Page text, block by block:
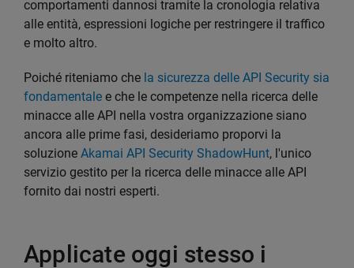
comportamenti dannosi tramite la cronologia relativa
alle entità, espressioni logiche per restringere il traffico
e molto altro.
Poiché riteniamo che la sicurezza delle API Security sia
fondamentale e che le competenze nella ricerca delle
minacce alle API nella vostra organizzazione siano
ancora alle prime fasi, desideriamo proporvi la
soluzione Akamai API Security ShadowHunt, l'unico
servizio gestito per la ricerca delle minacce alle API
fornito dai nostri esperti.
Applicate oggi stesso i